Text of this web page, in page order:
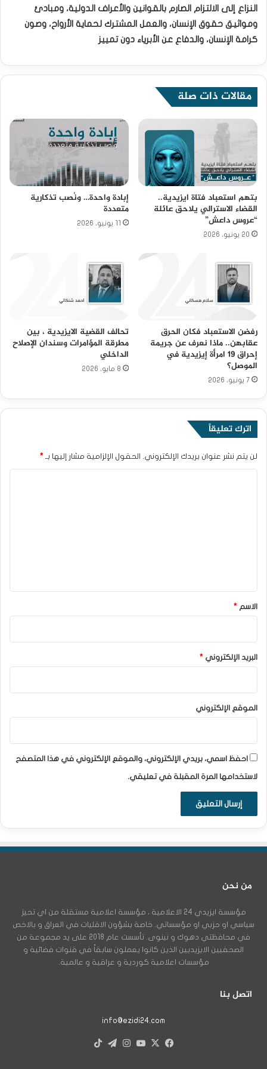
النزاع إلى الالتزام الصارم بالقوانين والأعراف الدولية، ومبادئ
ومواثيق حقوق الإنسان، والعمل المشترك لحماية الأرواح، وصون
كرامة الإنسان، والدفاع عن الأبرياء دون تمييز
مقالات ذات صلة
بتهم استعباد فتاة ايزيدية..
القضاء الاسترالي يلاحق عائلة
“عروس داعش”
20 يونيو، 2026
إبادة واحدة… ونُصب تذكارية
متعددة
11 يونيو، 2026
رفضن الاستعباد فكان الحرق
عقابهن.. ماذا نعرف عن جريمة
إحراق 19 امرأة إيزيدية في
الموصل؟
7 يونيو، 2026
تحالف القضية الايزيدية ، بين
مطرقة المؤامرات وسندان الإصلاح
الداخلي
8 مايو، 2026
اترك تعليقاً
لن يتم نشر عنوان بريدك الإلكتروني. الحقول الإلزامية مشار إليها بـ *
*
الاسم *
البريد الإلكتروني *
الموقع الإلكتروني
احفظ اسمي، بريدي الإلكتروني، والموقع الإلكتروني في هذا المتصفح
لاستخدامها المرة المقبلة في تعليقي.
من نحن
مؤسسة ايزيدي 24 الاعلامية ، مؤسسة اعلامية مستقلة من اي تحيز
سياسي او حزبي او مؤسساتي. خاصة بشؤون الاقليات في العراق و بالاخص
في محافظتي دهوك و نينوى. تأسست عام 2018 على يد مجموعة من
الصحفيين الايزيديين الذين كانوا يعملون سابقاً في قنوات فضائية و
مؤسسات اعلامية كوردية و عراقية و عالمية.
اتصل بنا
info@ezidi24.com
فيسبوك
X يوتيوبانستقرام
تيلقرام